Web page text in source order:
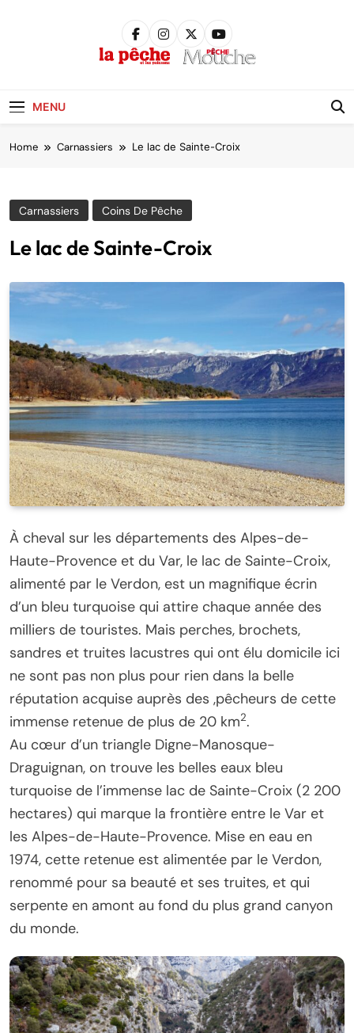
MENU
Home Carnassiers Le lac de Sainte-Croix
Carnassiers Coins De Pêche
Le lac de Sainte-Croix
À cheval sur les départements des Alpes-de-
Haute-Provence et du Var, le lac de Sainte-Croix,
alimenté par le Verdon, est un magnifique écrin
d’un bleu turquoise qui attire chaque année des
milliers de touristes. Mais perches, brochets,
sandres et truites lacustres qui ont élu domicile ici
ne sont pas non plus pour rien dans la belle
réputation acquise auprès des ,pêcheurs de cette
immense retenue de plus de 20 km2.
Au cœur d’un triangle Digne-Manosque-
Draguignan, on trouve les belles eaux bleu
turquoise de l’immense lac de Sainte-Croix (2 200
hectares) qui marque la frontière entre le Var et
les Alpes-de-Haute-Provence. Mise en eau en
1974, cette retenue est alimentée par le Verdon,
renommé pour sa beauté et ses truites, et qui
serpente en amont au fond du plus grand canyon
du monde.